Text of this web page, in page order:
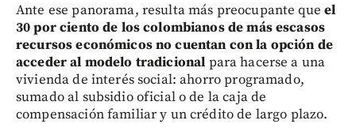
Ante ese panorama, resulta más preocupante queel
30 por ciento de los colombianos de más escasos
recursos económicos no cuentan con la opción de
acceder al modelo tradicional para hacerse a una
vivienda de interés social: ahorro programado,
sumado al subsidio oficial o de la caja de
compensación familiar y un crédito de largo plazo.